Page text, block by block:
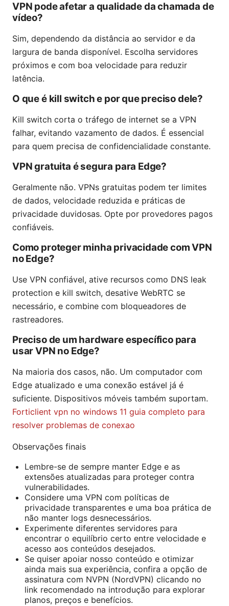
VPN pode afetar a qualidade da chamada de
vídeo?
Sim, dependendo da distância ao servidor e da
largura de banda disponível. Escolha servidores
próximos e com boa velocidade para reduzir
latência.
O que é kill switch e por que preciso dele?
Kill switch corta o tráfego de internet se a VPN
falhar, evitando vazamento de dados. É essencial
para quem precisa de confidencialidade constante.
VPN gratuita é segura para Edge?
Geralmente não. VPNs gratuitas podem ter limites
de dados, velocidade reduzida e práticas de
privacidade duvidosas. Opte por provedores pagos
confiáveis.
Como proteger minha privacidade com VPN
no Edge?
Use VPN confiável, ative recursos como DNS leak
protection e kill switch, desative WebRTC se
necessário, e combine com bloqueadores de
rastreadores.
Preciso de um hardware específico para
usar VPN no Edge?
Na maioria dos casos, não. Um computador com
Edge atualizado e uma conexão estável já é
suficiente. Dispositivos móveis também suportam.
Forticlient vpn no windows 11 guia completo para
resolver problemas de conexao
Observações finais
Lembre-se de sempre manter Edge e as
extensões atualizadas para proteger contra
vulnerabilidades.
Considere uma VPN com políticas de
privacidade transparentes e uma boa prática de
não manter logs desnecessários.
Experimente diferentes servidores para
encontrar o equilíbrio certo entre velocidade e
acesso aos conteúdos desejados.
Se quiser apoiar nosso conteúdo e otimizar
ainda mais sua experiência, confira a opção de
assinatura com NVPN (NordVPN) clicando no
link recomendado na introdução para explorar
planos, preços e benefícios.